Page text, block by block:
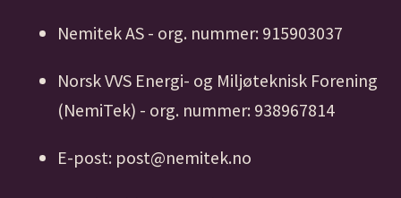
Nemitek AS - org. nummer: 915903037
Norsk VVS Energi- og Miljøteknisk Forening
(NemiTek) - org. nummer: 938967814
E-post: post@nemitek.no